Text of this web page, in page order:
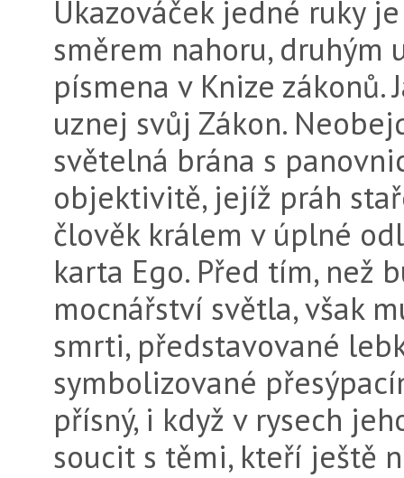
Ukazováček jedné ruky
směrem nahoru, druhým
písmena v Knize zákonů.
uznej svůj Zákon.
světelná brána s
objektivitě, jejíž práh
člověk králem v úplné
karta Ego. Před tím, než
mocnářství světla, však
smrti, představované
symbolizované
přísný, i když v rysech
soucit s těmi, kteří ještě